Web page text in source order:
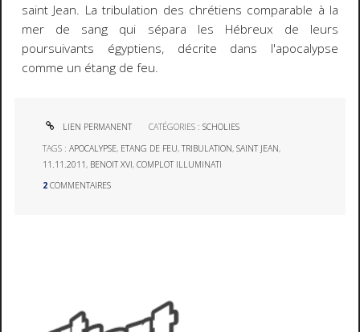
saint Jean. La tribulation des chrétiens comparable à la
mer de sang qui sépara les Hébreux de leurs
poursuivants égyptiens, décrite dans l'apocalypse
comme un étang de feu.
LIEN PERMANENT CATÉGORIES :SCHOLIES
TAGS :APOCALYPSE, ETANG DE FEU,TRIBULATION,SAINT JEAN,
11.11.2011 , BENOIT XVI,COMPLOT ILLUMINATI
2 COMMENTAIRES